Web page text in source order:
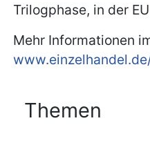
Trilogphase, in der
Mehr Informationen
Themen